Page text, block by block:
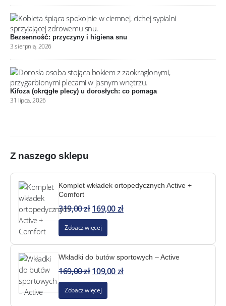
Bezsenność: przyczyny i higiena snu
3 sierpnia, 2026
Kifoza (okrągłe plecy) u dorosłych: co pomaga
31 lipca, 2026
Z naszego sklepu
Komplet wkładek ortopedycznych Active +
Comfort
319,00zł169,00zł
Zobacz więcej
Wkładki do butów sportowych – Active
169,00zł109,00zł
Zobacz więcej